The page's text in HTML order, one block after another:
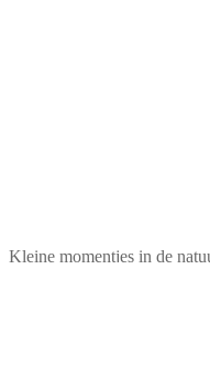
Kleine momentjes in de